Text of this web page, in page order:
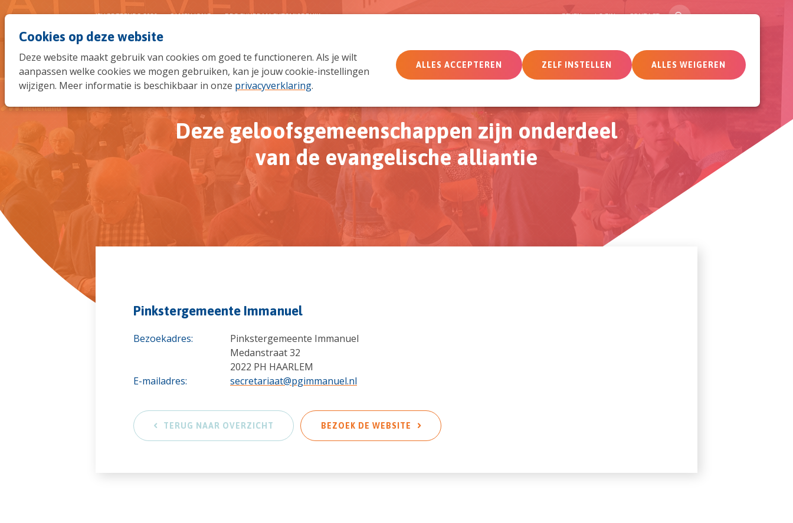
Cookies op deze website
Deze website maakt gebruik van cookies om goed te functioneren. Als je wilt
aanpassen welke cookies we mogen gebruiken, kan je jouw cookie-instellingen
wijzigen. Meer informatie is beschikbaar in onze privacyverklaring.
ALLES ACCEPTEREN ZELF INSTELLEN ALLES WEIGEREN
Wie wij zijn Wat we doen Doe mee Actueel Deelnemersomgeving
JEUGDTRENDS 2026 SAMEN JONG BROCHURE MACHTSMISBRUIK GEVEN LOGIN CONTACT ZOEK
Deze geloofsgemeenschappen zijn onderdeel
van de evangelische alliantie
Pinkstergemeente Immanuel
Bezoekadres:
Pinkstergemeente Immanuel
Medanstraat 32
2022 PH HAARLEM
E-mailadres:
secretariaat@pgimmanuel.nl
TERUG NAAR OVERZICHT BEZOEK DE WEBSITE